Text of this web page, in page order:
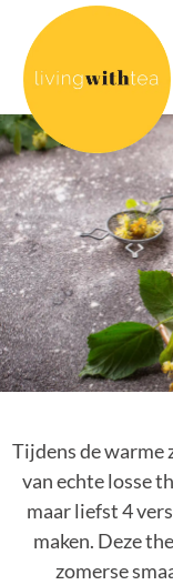
Tijdens de warme
van echte losse
maar liefst 4
maken. Deze
zomerse